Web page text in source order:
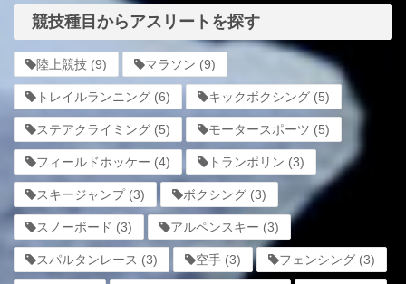
競技種目からアスリートを探す
陸上競技 (9) マラソン (9)
トレイルランニング (6) キックボクシング (5)
ステアクライミング (5) モータースポーツ (5)
フィールドホッケー (4) トランポリン (3)
スキージャンプ(3) ボクシング (3)
スノーボード (3) アルペンスキー (3)
スパルタンレース (3) 空手 (3) フェンシング (3)